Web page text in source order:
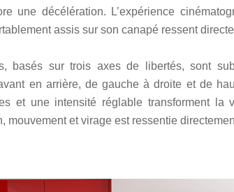
une décélération. L’expérience
assis sur son canapé ressent
basés sur trois axes de libertés, sont
en arrière, de gauche à droite et de
et une intensité réglable transforment la
mouvement et virage est ressentie